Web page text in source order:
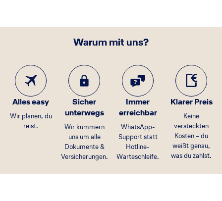
Warum mit uns?
Alles easy
Wir planen, du
reist.
Sicher
unterwegs
Wir kümmern
uns um alle
Dokumente &
Versicherungen.
Immer
erreichbar
WhatsApp-
Support statt
Hotline-
Warteschleife.
Klarer Preis
Keine
versteckten
Kosten – du
weißt genau,
was du zahlst.